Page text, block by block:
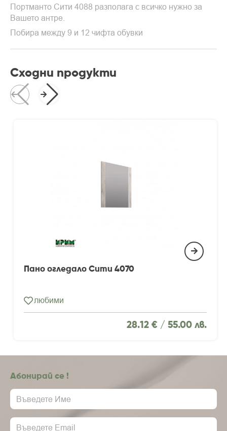
Портманто Сити 4088 разполага с всичко нужно за
Вашето антре.
Побира между 9 и 12 чифта обувки
Сходни продукти
Пано огледало Сити 4070
любими
28.12 € / 55.00 лв.
Абонирай се !